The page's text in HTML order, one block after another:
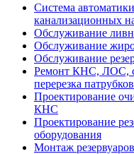
Система
канализационных
Обслуживание
Обслуживание
Обслуживание
Ремонт КНС, ЛОС,
перерезка патрубков
Проектирование
КНС
Проектирование
оборудования
Монтаж резервуаров